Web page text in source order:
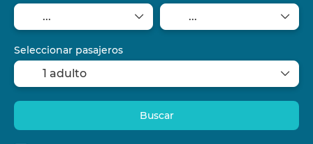
Seleccionar pasajeros
1 adulto
Buscar